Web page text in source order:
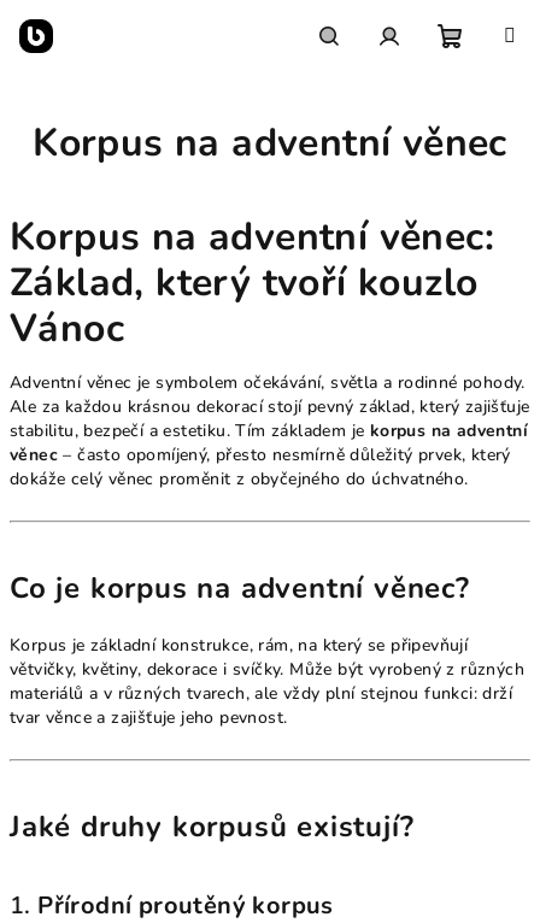
obsah
košík
Korpus na adventní věnec
Korpus na adventní věnec:
Základ, který tvoří kouzlo
Vánoc
Adventní věnec je symbolem očekávání, světla a rodinné pohody.
Ale za každou krásnou dekorací stojí pevný základ, který zajišťuje
stabilitu, bezpečí a estetiku. Tím základem je korpus na adventní
věnec – často opomíjený, přesto nesmírně důležitý prvek, který
dokáže celý věnec proměnit z obyčejného do úchvatného.
Co je korpus na adventní věnec?
Korpus je základní konstrukce, rám, na který se připevňují
větvičky, květiny, dekorace i svíčky. Může být vyrobený z různých
materiálů a v různých tvarech, ale vždy plní stejnou funkci: drží
tvar věnce a zajišťuje jeho pevnost.
Jaké druhy korpusů existují?
1. Přírodní proutěný korpus